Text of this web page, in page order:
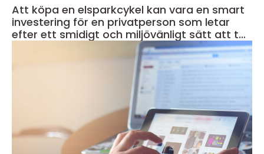
Att köpa en elsparkcykel kan vara en smart
investering för en privatperson som letar
efter ett smidigt och miljövänligt sätt att ta